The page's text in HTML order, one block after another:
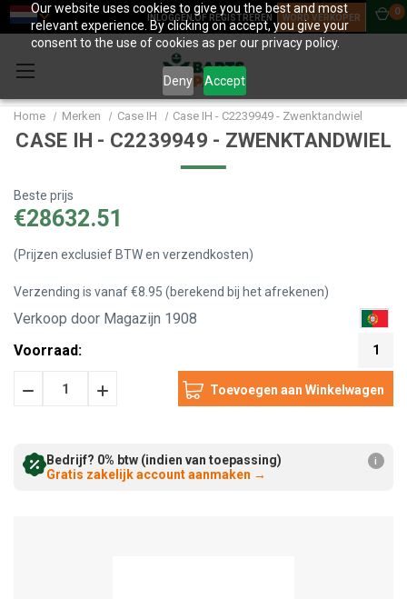
Our website uses cookies to give you the best and most
relevant experience. By clicking on accept, you give your
consent to the use of cookies as per our privacy policy.
Deny Accept
INLOGGEN OF REGISTREREN WORD VERKOPER
0
Home Merken Case IH Case IH - C2239949 - Zwenktandwiel
CASE IH - C2239949 - ZWENKTANDWIEL
Beste prijs
€28632.51
(Prijzen exclusief BTW en verzendkosten)
Verzending is vanaf €8.95 (berekend bij het afrekenen)
Verkoop door Magazijn 1908
Voorraad:
1
HoeveelheidHoeveelheid
Bedrijf? 0% btw (indien van toepassing)
Gratis zakelijk account aanmaken →
i